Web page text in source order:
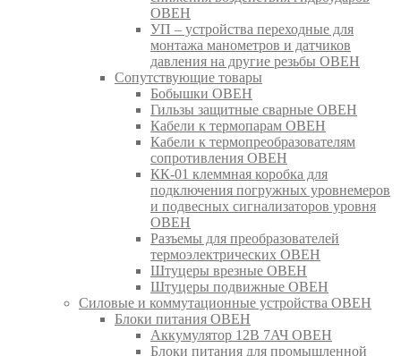
ОВЕН
УП – устройства переходные для
монтажа манометров и датчиков
давления на другие резьбы ОВЕН
Сопутствующие товары
Бобышки ОВЕН
Гильзы защитные сварные ОВЕН
Кабели к термопарам ОВЕН
Кабели к термопреобразователям
сопротивления ОВЕН
КК-01 клеммная коробка для
подключения погружных уровнемеров
и подвесных сигнализаторов уровня
ОВЕН
Разъемы для преобразователей
термоэлектрических ОВЕН
Штуцеры врезные ОВЕН
Штуцеры подвижные ОВЕН
Силовые и коммутационные устройства ОВЕН
Блоки питания ОВЕН
Аккумулятор 12В 7АЧ ОВЕН
Блоки питания для промышленной